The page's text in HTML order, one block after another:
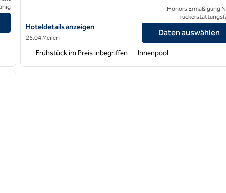
Hoteldetails für Home2 Suites by Hilton Edison anzeigen
Hoteldetails anzeigen
26,04 Meilen
Honors Ermäßigung
Daten auswählen
Frühstück im Preis inbegriffen Innenpool
nächstes Bild